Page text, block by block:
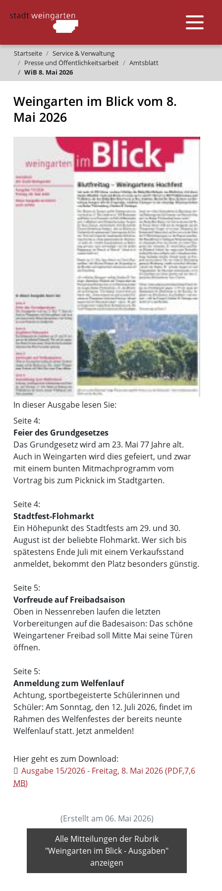
Startseite
Service & Verwaltung
Presse und Öffentlichkeitsarbeit
Amtsblatt
WiB 8. Mai 2026
Weingarten im Blick vom 8.
Mai 2026
In dieser Ausgabe lesen Sie:
Seite 4:
Feier des Grundgesetzes
Das Grundgesetz wird am 23. Mai 77 Jahre alt.
Auch in Weingarten wird dies gefeiert, und zwar
mit einem bunten Mitmachprogramm vom
Vortrag bis zum Picknick im Stadtgarten.
Seite 4:
Stadtfest-Flohmarkt
Ein Höhepunkt des Stadtfests am 29. und 30.
August ist der beliebte Flohmarkt. Wer sich bis
spätestens Ende Juli mit einem Verkaufsstand
anmeldet, bekommt den Platz besonders günstig.
Seite 5:
Vorfreude auf Freibadsaison
Oben in Nessenreben laufen die letzten
Vorbereitungen auf die Badesaison: Das schöne
Weingartener Freibad soll Mitte Mai seine Türen
öffnen.
Seite 5:
Anmeldung zum Welfenlauf
Achtung, sportbegeisterte Schülerinnen und
Schüler: Am Sonntag, den 12. Juli 2026, findet im
Rahmen des Welfenfestes der bereits neunte
Welfenlauf statt. Jetzt anmelden!
Hier geht es zum Download:
Ausgabe 15/2026 - Freitag, 8. Mai 2026(PDF,7,6
MB)
(Erstellt am 06. Mai 2026)
Alle Mitteilungen der Rubrik
"Weingarten im Blick - Ausgaben"
anzeigen